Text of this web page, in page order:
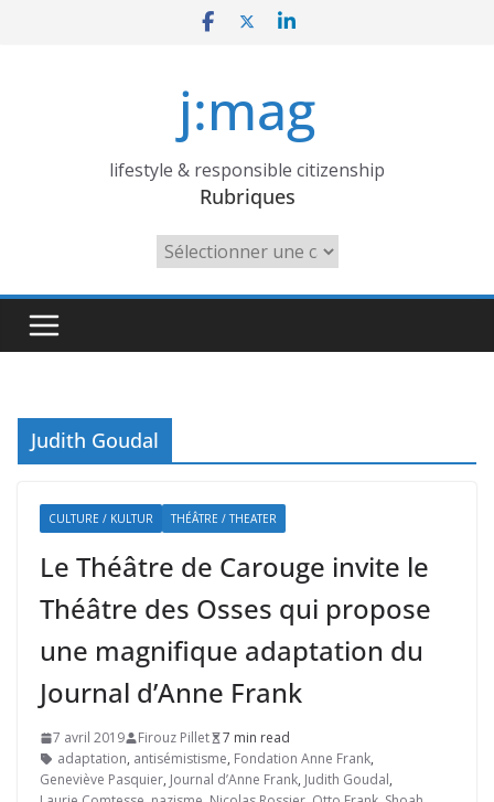
j:mag
lifestyle & responsible citizenship
Rubriques
Rubriques
Judith Goudal
CULTURE / KULTUR THÉÂTRE / THEATER
Le Théâtre de Carouge invite le
Théâtre des Osses qui propose
une magnifique adaptation du
Journal d’Anne Frank
7 avril 2019 Firouz Pillet
7 min read
adaptation, antisémistisme, Fondation Anne Frank,
Geneviève Pasquier, Journal d’Anne Frank, Judith Goudal,